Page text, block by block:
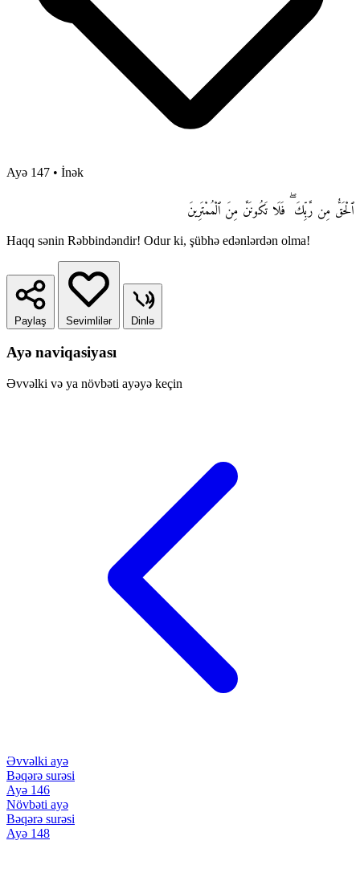
Ayə 147 • İnək
ٱلْحَقُّ مِن رَّبِّكَ ۖ فَلَا تَكُونَنَّ مِنَ ٱلْمُمْتَرِينَ
Haqq sənin Rəbbindəndir! Odur ki, şübhə edənlərdən olma!
Paylaş Sevimlilər Dinlə
Ayə naviqasiyası
Əvvəlki və ya növbəti ayəyə keçin
Əvvəlki ayə
Bəqərə surəsi
Ayə 146
Növbəti ayə
Bəqərə surəsi
Ayə 148